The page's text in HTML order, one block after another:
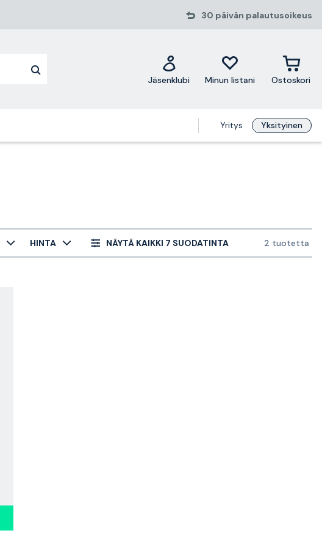
30 päivän palautusoikeus
Jäsenklubi Minun listani Ostoskori
Yritys Yksityinen
HINTA NÄYTÄ KAIKKI 7 SUODATINTA 2 tuotetta